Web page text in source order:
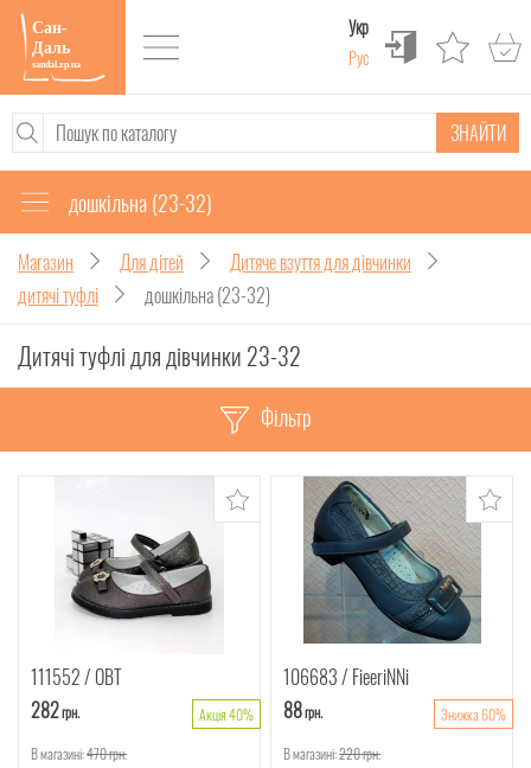
Укр
Рус
ЗНАЙТИ
дошкільна (23-32)
Магазин Для дітей
Дитяче взуття для дівчинки
дитячі туфлі
дошкільна (23-32)
Дитячі туфлі для дівчинки 23-32
Фільтр
111552 ОВТ
282грн.
Акція 40%
В магазині:470грн.
106683 FieeriNNi
88грн.
Знижка 60%
В магазині:220грн.